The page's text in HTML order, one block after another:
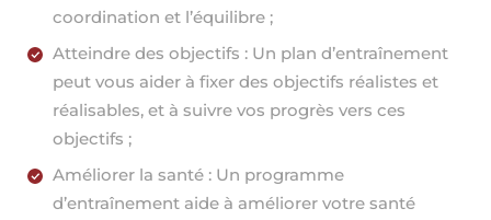
coordination et l’équilibre ;
Atteindre des objectifs : Un plan d’entraînement
peut vous aider à fixer des objectifs réalistes et
réalisables, et à suivre vos progrès vers ces
objectifs ;
Améliorer la santé : Un programme
d’entraînement aide à améliorer votre santé